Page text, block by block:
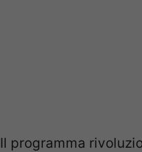
Il programma